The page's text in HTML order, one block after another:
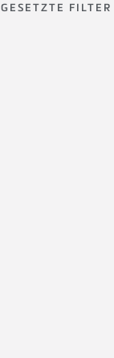
GESETZTE FILTER